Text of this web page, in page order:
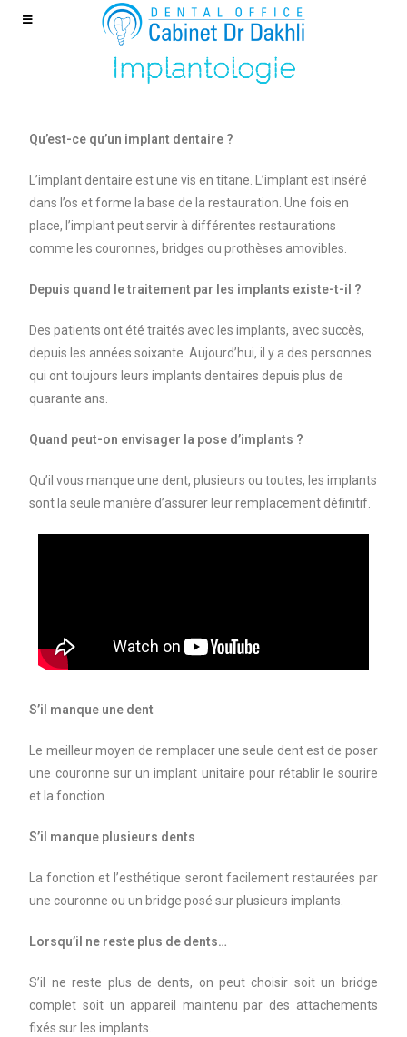
Implantologie
Qu’est-ce qu’un implant dentaire ?
L’implant dentaire est une vis en titane. L’implant est inséré
dans l’os et forme la base de la restauration. Une fois en
place, l’implant peut servir à différentes restaurations
comme les couronnes, bridges ou prothèses amovibles.
Depuis quand le traitement par les implants existe-t-il ?
Des patients ont été traités avec les implants, avec succès,
depuis les années soixante. Aujourd’hui, il y a des personnes
qui ont toujours leurs implants dentaires depuis plus de
quarante ans.
Quand peut-on envisager la pose d’implants ?
Qu’il vous manque une dent, plusieurs ou toutes, les implants
sont la seule manière d’assurer leur remplacement définitif.
S’il manque une dent
Le meilleur moyen de remplacer une seule dent est de poser
une couronne sur un implant unitaire pour rétablir le sourire
et la fonction.
S’il manque plusieurs dents
La fonction et l’esthétique seront facilement restaurées par
une couronne ou un bridge posé sur plusieurs implants.
Lorsqu’il ne reste plus de dents…
S’il ne reste plus de dents, on peut choisir soit un bridge
complet soit un appareil maintenu par des attachements
fixés sur les implants.